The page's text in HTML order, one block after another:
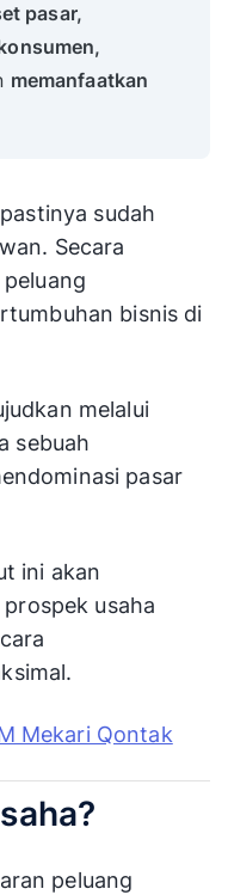
pasar,
memanfaatkan
sudah
Secara
bisnis di
melalui
sebuah
pasar
ini akan
usaha
peluang